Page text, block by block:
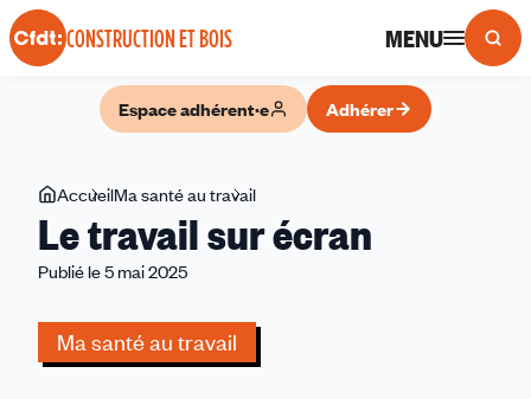
Panneau de gestion des cookies
CONSTRUCTION ET BOIS MENU
Espace adhérent·e Adhérer
Vous
êtes
ici
AccueilMa santé au travail
travail
Le travail sur écran
Publié le 5 mai 2025
Ma santé au travail